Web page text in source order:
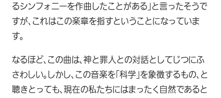
るシンフォニーを作曲したことがある」と言ったそうで
すが、これはこの楽章を指すということになっていま
す。
なるほど、この曲は、神と罪人との対話としてじつにふ
さわしい。しかし、この音楽を「科学」を象徴するもの、と
聴きとっても、現在の私たちにはまったく自然であると